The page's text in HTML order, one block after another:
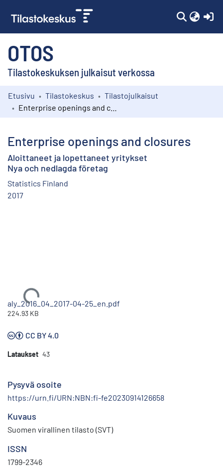
OTOS
Tilastokeskuksen julkaisut verkossa
Kokoelmat
Etusivu Tilastokeskus
Tilastojulkaisut
Enterprise openings and closures
Aloittaneet ja lopettaneet yritykset
Nya och nedlagda företag
Statistics Finland
2017
Ladataan...
aly_2016_04_2017-04-25_en.pdf
224.93 KB
CC BY 4.0
Lataukset 43
Pysyvä osoite
https://urn.fi/URN:NBN:fi-fe20230914126658
Kuvaus
Suomen virallinen tilasto (SVT)
ISSN
1799-2346